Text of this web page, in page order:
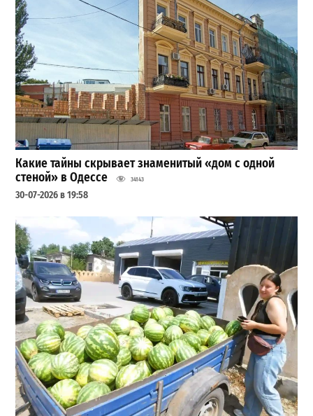
Какие тайны скрывает знаменитый «дом с одной
стеной» в Одессе
34143
30-07-2026 в 19:58